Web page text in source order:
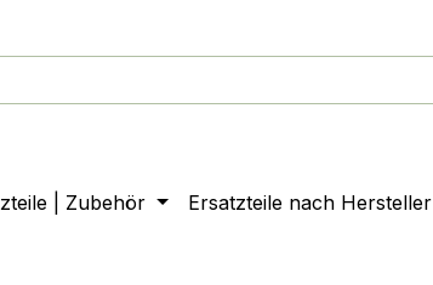
| Zubehör Ersatzteile nach Hersteller